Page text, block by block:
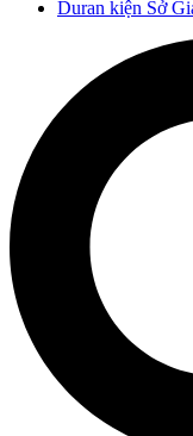
Duran kiện Sở